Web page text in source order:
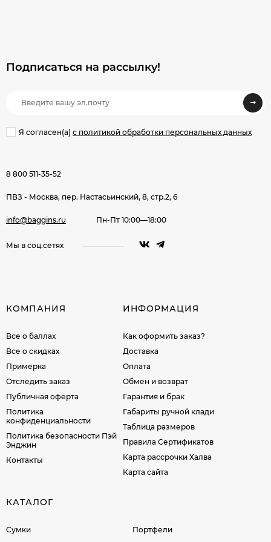
Подписаться на рассылкy!
Я согласен(a) с политикой обработки персональных данных
8 800 511-35-52
ПВЗ - Москва, пер. Настасьинский, 8, стр.2, 6
info@baggins.ru Пн-Пт 10:00—18:00
Мы в соц.сетях
КОМПАНИЯ
Все о баллах
Все о скидках
Примерка
Отследить заказ
Публичная оферта
Политика
конфиденциальности
Политика безопасности Пэй
Энджин
Контакты
ИНФОРМАЦИЯ
Как оформить заказ?
Доставка
Оплата
Обмен и возврат
Гарантия и брак
Габариты ручной клади
Таблица размеров
Правила Сертификатов
Карта рассрочки Халва
Карта сайта
КАТАЛОГ
Сумки
Портфели